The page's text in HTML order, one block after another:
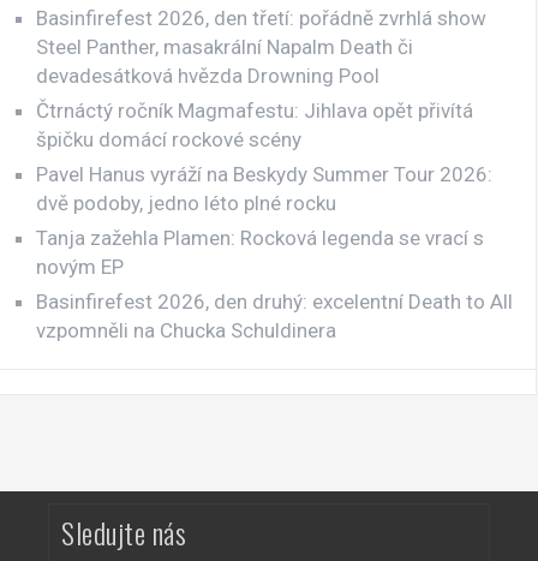
Basinfirefest 2026, den třetí: pořádně zvrhlá show
Steel Panther, masakrální Napalm Death či
devadesátková hvězda Drowning Pool
Čtrnáctý ročník Magmafestu: Jihlava opět přivítá
špičku domácí rockové scény
Pavel Hanus vyráží na Beskydy Summer Tour 2026:
dvě podoby, jedno léto plné rocku
Tanja zažehla Plamen: Rocková legenda se vrací s
novým EP
Basinfirefest 2026, den druhý: excelentní Death to All
vzpomněli na Chucka Schuldinera
Sledujte nás